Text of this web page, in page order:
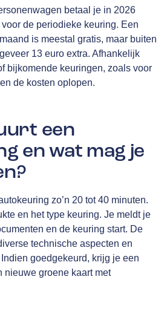
betaal je in 2026
de periodieke keuring. Een
is meestal gratis, maar buiten
13 euro extra. Afhankelijk
bijkomende keuringen, zoals voor
de kosten oplopen.
een
en wat mag je
zo’n 20 tot 40 minuten.
en het type keuring. Je meldt je
en de keuring start. De
technische aspecten en
goedgekeurd, krijg je een
nieuwe groene kaart met